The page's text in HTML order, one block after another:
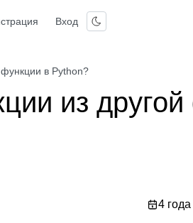
Вход
в Python?
из
4